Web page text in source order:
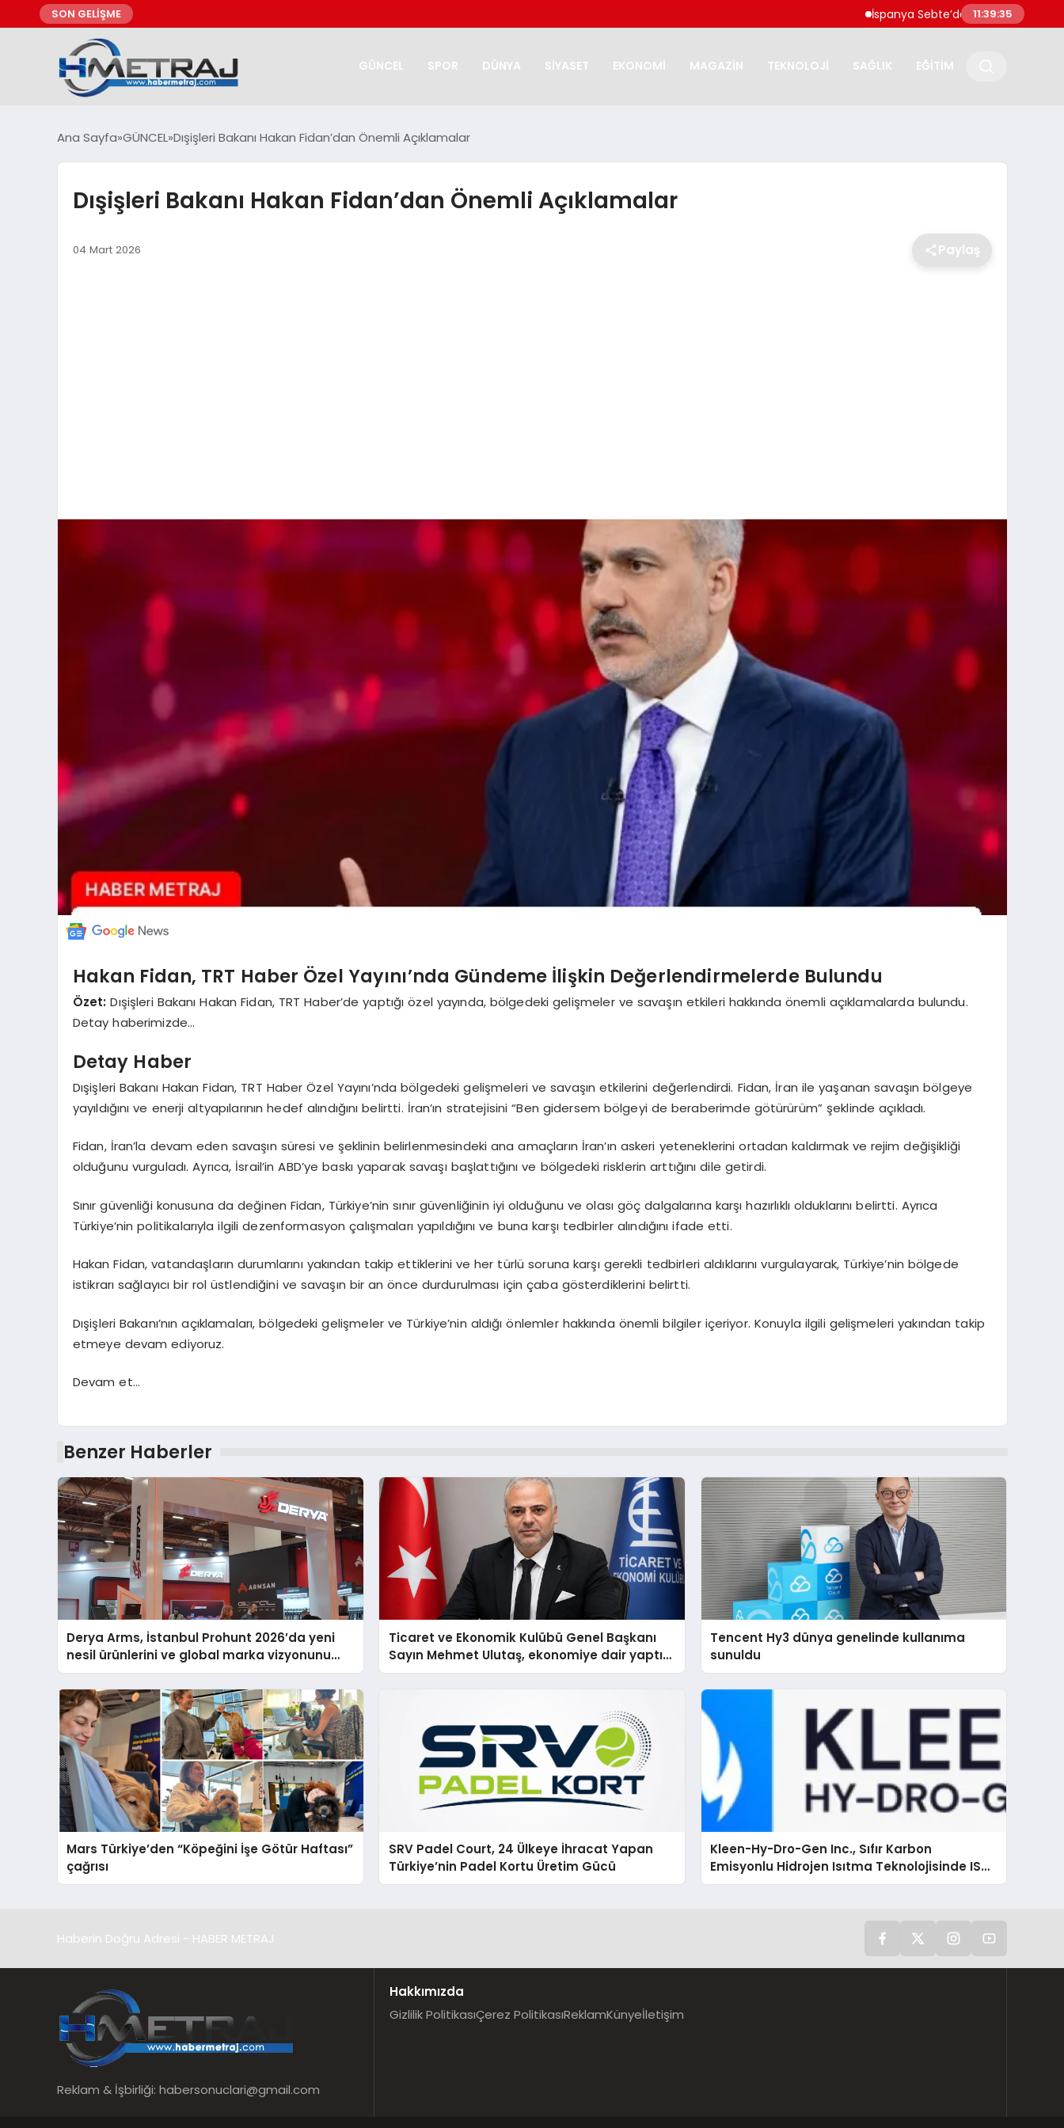
SON GELİŞME İspanya Sebte’de Göçmen Akınıyla Karşı
11:39:36
GÜNCEL SPOR DÜNYA SİYASET EKONOMİ MAGAZİN TEKNOLOJİ SAĞLIK EĞİTİM
Ana Sayfa GÜNCEL Dışişleri Bakanı Hakan Fidan’dan Önemli Açıklamalar
Dışişleri Bakanı Hakan Fidan’dan Önemli Açıklamalar
04 Mart 2026 Paylaş
Hakan Fidan, TRT Haber Özel Yayını’nda Gündeme İlişkin Değerlendirmelerde Bulundu
Özet: Dışişleri Bakanı Hakan Fidan, TRT Haber’de yaptığı özel yayında, bölgedeki gelişmeler ve savaşın etkileri hakkında önemli açıklamalarda bulundu.
Detay haberimizde…
Detay Haber
Dışişleri Bakanı Hakan Fidan, TRT Haber Özel Yayını’nda bölgedeki gelişmeleri ve savaşın etkilerini değerlendirdi. Fidan, İran ile yaşanan savaşın bölgeye
yayıldığını ve enerji altyapılarının hedef alındığını belirtti. İran’ın stratejisini “Ben gidersem bölgeyi de beraberimde götürürüm” şeklinde açıkladı.
Fidan, İran’la devam eden savaşın süresi ve şeklinin belirlenmesindeki ana amaçların İran’ın askeri yeteneklerini ortadan kaldırmak ve rejim değişikliği
olduğunu vurguladı. Ayrıca, İsrail’in ABD’ye baskı yaparak savaşı başlattığını ve bölgedeki risklerin arttığını dile getirdi.
Sınır güvenliği konusuna da değinen Fidan, Türkiye’nin sınır güvenliğinin iyi olduğunu ve olası göç dalgalarına karşı hazırlıklı olduklarını belirtti. Ayrıca
Türkiye’nin politikalarıyla ilgili dezenformasyon çalışmaları yapıldığını ve buna karşı tedbirler alındığını ifade etti.
Hakan Fidan, vatandaşların durumlarını yakından takip ettiklerini ve her türlü soruna karşı gerekli tedbirleri aldıklarını vurgulayarak, Türkiye’nin bölgede
istikrarı sağlayıcı bir rol üstlendiğini ve savaşın bir an önce durdurulması için çaba gösterdiklerini belirtti.
Dışişleri Bakanı’nın açıklamaları, bölgedeki gelişmeler ve Türkiye’nin aldığı önlemler hakkında önemli bilgiler içeriyor. Konuyla ilgili gelişmeleri yakından takip
etmeye devam ediyoruz.
Devam et…
Benzer Haberler
Derya Arms, İstanbul Prohunt 2026’da yeni
nesil ürünlerini ve global marka vizyonunu
sergiledi
Ticaret ve Ekonomik Kulübü Genel Başkanı
Sayın Mehmet Ulutaş, ekonomiye dair yaptığı
açıklamada şunları kaydetti:
Tencent Hy3 dünya genelinde kullanıma
sunuldu
Mars Türkiye’den “Köpeğini İşe Götür Haftası”
çağrısı
SRV Padel Court, 24 Ülkeye İhracat Yapan
Türkiye’nin Padel Kortu Üretim Gücü
Kleen-Hy-Dro-Gen Inc., Sıfır Karbon
Emisyonlu Hidrojen Isıtma Teknolojisinde ISO
ve TSSA Düzenleyici Onaylarını Aldı
Haberin Doğru Adresi - HABER METRAJ
Reklam & İşbirliği: habersonuclari@gmail.com
Hakkımızda
Gizlilik PolitikasıÇerez PolitikasıReklamKünyeİletişim